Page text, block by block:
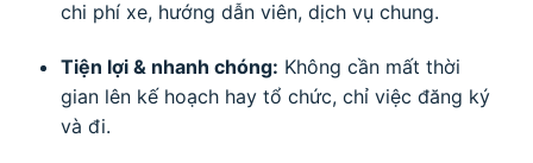
chi phí xe, hướng dẫn viên, dịch vụ chung.
Tiện lợi & nhanh chóng: Không cần mất thời
gian lên kế hoạch hay tổ chức, chỉ việc đăng ký
và đi.